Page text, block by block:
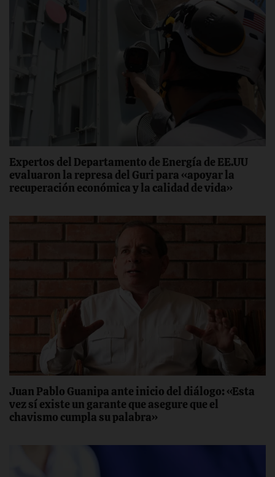
Expertos del Departamento de Energía de EE.UU
evaluaron la represa del Guri para «apoyar la
recuperación económica y la calidad de vida»
Juan Pablo Guanipa ante inicio del diálogo: «Esta
vez sí existe un garante que asegure que el
chavismo cumpla su palabra»